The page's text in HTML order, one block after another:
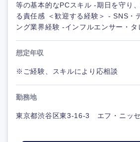
等の基本的なPCスキル -期日を守り
る責任感 ＜歓迎する経験＞ - SNS・
ング業界経験 -インフルエンサー・タ
想定年収
※ご経験、スキルにより応相談
勤務地
東京都渋谷区東3-16-3 エフ・ニッ